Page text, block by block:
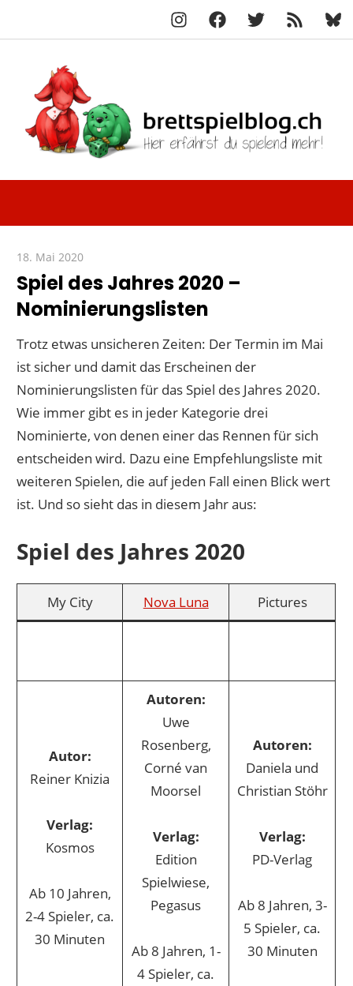
InstagramFacebook
X
RSS-
Feed
springen
mehr!
18. Mai 2020
Spiel des Jahres 2020 –
Nominierungslisten
Trotz etwas unsicheren Zeiten: Der Termin im Mai
ist sicher und damit das Erscheinen der
Nominierungslisten für das Spiel des Jahres 2020.
Wie immer gibt es in jeder Kategorie drei
Nominierte, von denen einer das Rennen für sich
entscheiden wird. Dazu eine Empfehlungsliste mit
weiteren Spielen, die auf jeden Fall einen Blick wert
ist. Und so sieht das in diesem Jahr aus:
Spiel des Jahres 2020
My City Nova Luna Pictures
Autor:
Reiner Knizia
Verlag:
Kosmos
Ab 10 Jahren,
2-4 Spieler, ca.
30 Minuten
Autoren:
Uwe
Rosenberg,
Corné van
Moorsel
Verlag:
Edition
Spielwiese,
Pegasus
Ab 8 Jahren, 1-
4 Spieler, ca.
Autoren:
Daniela und
Christian Stöhr
Verlag:
PD-Verlag
Ab 8 Jahren, 3-
5 Spieler, ca.
30 Minuten